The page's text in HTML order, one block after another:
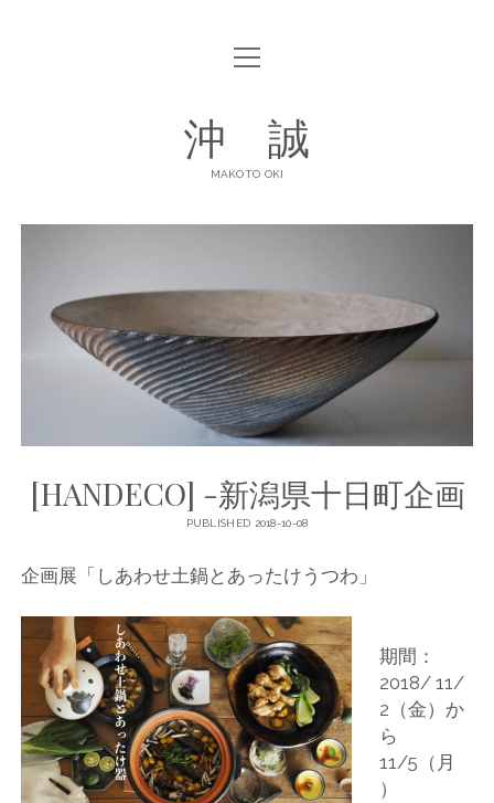
ABOUT
menu
ART POTTERY
CONTACT
open
沖 誠
MAKOTO OKI
[HANDECO] -新潟県十日町企画
PUBLISHED 2018-10-08
企画展「しあわせ土鍋とあったけうつわ」
期間：
2018/ 11/
2（金）か
ら
11/5（月
）